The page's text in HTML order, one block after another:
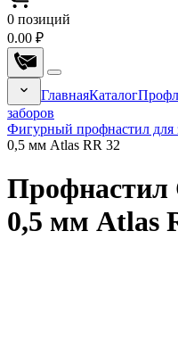
0 позиций
0.00 ₽
ГлавнаяКаталог
заборов
Фигурный профнастил для
0,5 мм Atlas RR 32
0,5 мм Atlas